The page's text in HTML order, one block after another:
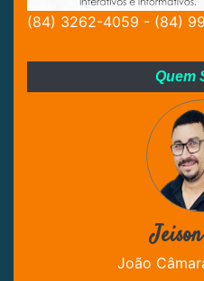
(84) 3262-4059 - (84)
Quem
João